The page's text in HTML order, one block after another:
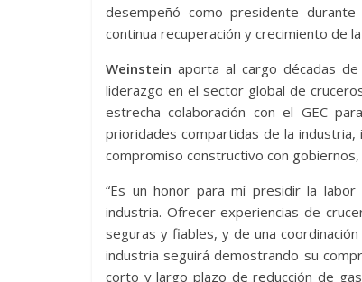
desempeñó como presidente
continua recuperación y crecimiento de
Weinstein aporta al cargo décadas de
liderazgo en el sector global de
estrecha colaboración con el GEC
prioridades compartidas de la
compromiso constructivo con
“Es un honor para mí presidir la
industria. Ofrecer experiencias de
seguras y fiables, y de una
industria seguirá demostrando su
corto y largo plazo de reducción de